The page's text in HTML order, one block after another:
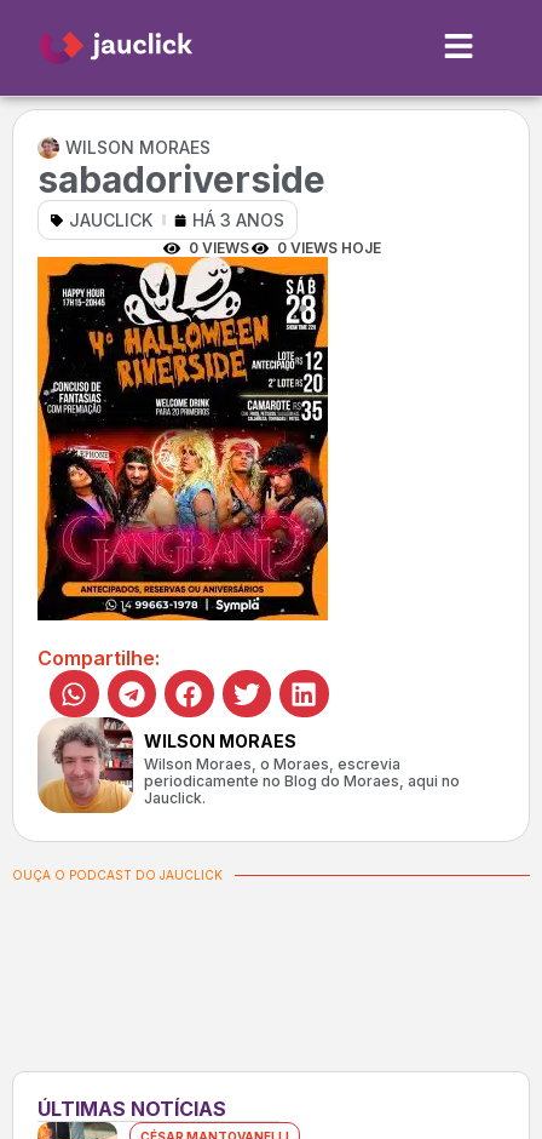
WILSON MORAES
sabadoriverside
JAUCLICK HÁ 3 ANOS
0 VIEWS 0 VIEWS HOJE
Compartilhe:
WILSON MORAES
Wilson Moraes, o Moraes, escrevia
periodicamente no Blog do Moraes, aqui no
Jauclick.
OUÇA O PODCAST DO JAUCLICK
ÚLTIMAS NOTÍCIAS